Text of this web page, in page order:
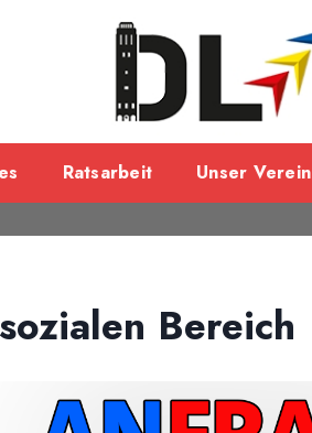
Ratsarbeit Unser Verein
Bereich